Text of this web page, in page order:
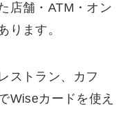
店舗・ATM・オン
ります。
ストラン、カフ
Wiseカードを使え